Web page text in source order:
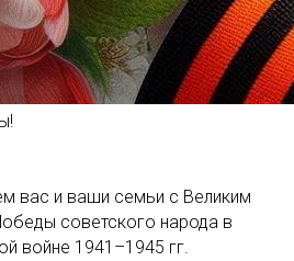
вас и ваши семьи с Великим
советского народа в
войне 1941–1945 гг.